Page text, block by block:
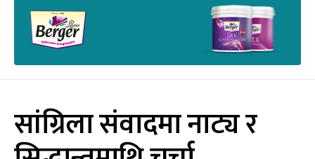
सांग्रिला संवादमा नाट्य र